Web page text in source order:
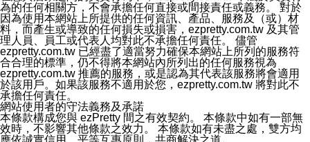
為的任何相關方，不會承擔任何直接或間接責任或義務。 對於
因為使用本網站上所提供的任何資訊、產品、服務及（或）材
料，而產生或導致的任何損失或損害，ezpretty.com.tw 及其管
理人員、員工或代表人均對此不承擔任何責任。 儘管
ezpretty.com.tw 已經盡了適當努力確保本網站上所列的服務符
合合理的標準，仍不得將本網站內所列出的任何服務視為
ezpretty.com.tw 推薦的服務，或是認為其代表該服務將會適用
於該用戶。如果該服務不適用於您，ezpretty.com.tw 將對此不
承擔任何責任。
網站使用者的守法義務及承諾
本條款構成您與 ezPretty 間之有效契約。 本條款中如有一部無
效時，不影響其他條款之效力。 本條款如有未盡之處，雙方均